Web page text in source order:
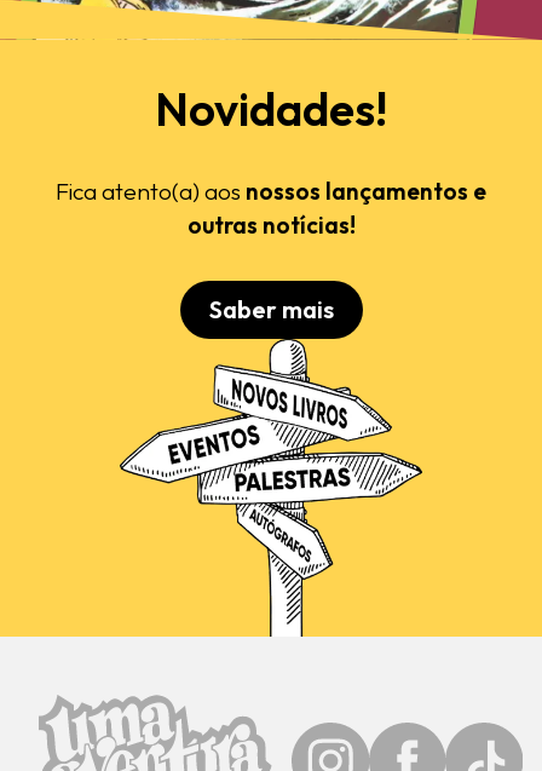
Novidades!
Fica atento(a) aos nossos lançamentos e
outras notícias!
Saber mais